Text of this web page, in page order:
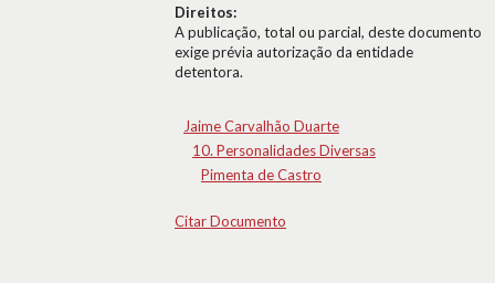
Direitos:
A publicação, total ou parcial, deste documento
exige prévia autorização da entidade
detentora.
Jaime Carvalhão Duarte
10. Personalidades Diversas
Pimenta de Castro
Citar Documento